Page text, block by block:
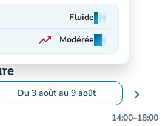
Fluideman
man
man
trending_up
En hausse
Modéréeman
man
man
Du 3 aoûtau 9 août
le calendrier pour changer de
chevron_right
14:00–18:00